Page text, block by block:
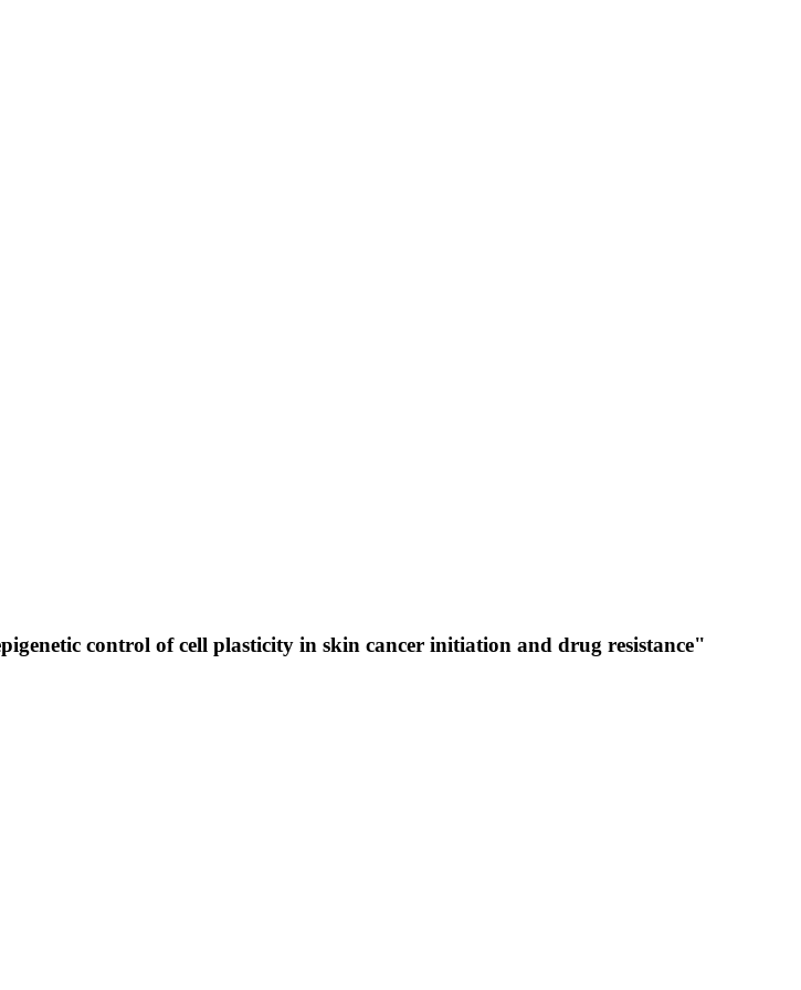
control of cell plasticity in skin cancer initiation and drug resistance"